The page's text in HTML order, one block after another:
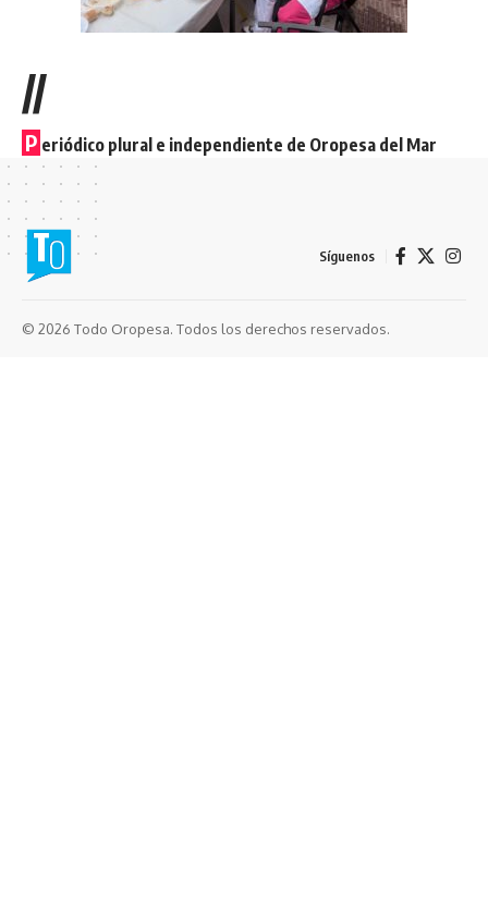
//
P eriódico plural e independiente de Oropesa del Mar
Síguenos
© 2026 Todo Oropesa. Todos los derechos reservados.